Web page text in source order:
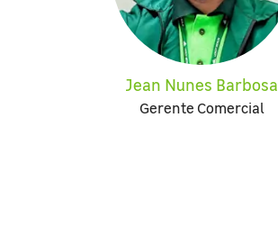
Jean Nunes Barbosa
Gerente Comercial